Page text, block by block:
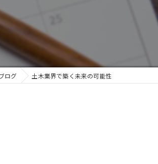
ログ 土木業界で築く未来の可能性